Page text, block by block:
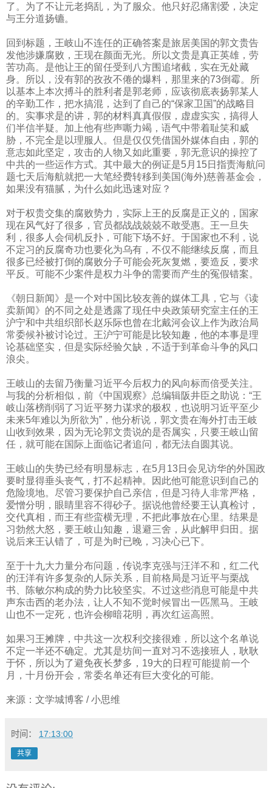
了。为了不让元老捣乱，为了服众。他只好忍痛割爱，决定
与王分道扬镳。
回到标题，王岐山不连任的正确答案是旅居美国的郭文贵告
发他涉嫌腐败，王现在颜面无光。所以文贵是真正英雄，劳
苦功高。是他让王的留任受到八方围追堵截，实在无处藏
身。所以，没有郭的孜孜不倦的爆料，那里来的73倒霉。所
以基本上本次搏斗的胜利者是郭老师，应该彻底表扬郭某人
的辛勤工作，把水搞混，达到了自己的“保家卫国”的战略目
的。实事求是的讲，郭的材料真真假假，虚虚实实，搞得人
们半信半疑。加上他有些声嘶力竭，语气中带着耻笑和威
胁，不完全是以理服人。但是仅仅凭借国外媒体自由，郭的
意志如此坚定，攻击的人物又如此重要，郭无意识的操控了
中共的一些运作方式。其中最大的例证是5月 15日指责海航问
题七天后海航就把一大笔经费转移到美国 (海外)慈善基金会，
如果没有猫腻，为什么如此迅速对应？
对于权贵交集的腐败势力，实际上王的反腐是正义的，国家
现在风气好了很多，官员都战战兢兢不敢受惠。王一旦失
利，很多人会伺机反扑，可能下场不好。于国家也不利，说
不定习的反腐奇功也要化为乌有，不仅不能继续反腐，而且
很多已经被打倒的腐败分子可能会死灰复燃，要造反，要求
平反。可能不少案件是权力斗争的需要而产生的冤假错案。
《朝日新闻》是一个对中国比较友善的媒体工具，它与《读
卖新闻》的不同之处是透露了现任中央政策研究室主任的王
沪宁和中共组织部长赵乐际也曾在北戴河会议上作为政治局
常委候补被讨论过。王沪宁可能是比较知趣，他的本事是理
论基础坚实，但是实际经验欠缺，不适于到革命斗争的风口
浪尖。
王岐山的去留乃衡量习近平今后权力的风向标而倍受关注。
与我的分析相似，前《中国观察》总编辑阪井臣之助说：“王
岐山落榜削弱了习近平努力谋求的极权，也说明习近平至少
未来5年难以为所欲为”，他分析说，郭文贵在海外打击王岐
山收到效果，因为无论郭文贵说的是否属实，只要王岐山留
任，就可能在国际上面临记者追问，都无法自圆其说。
王岐山的失势已经有明显标志，在5月 13日会见访华的外国政
要时显得垂头丧气，打不起精神。因此他可能意识到自己的
危险境地。尽管习要保护自己亲信，但是习待人非常严格，
爱憎分明，眼睛里容不得砂子。据说他曾经要王认真检讨，
交代真相，而王有些蛮横无理，不把此事放在心里。结果是
习勃然大怒，要王岐山知趣，退避三舍，从此解甲归田。据
说后来王认错了，可是为时已晚，习决心已下。
至于十九大力量分布问题，传说李克强与汪洋不和，红二代
的汪洋有许多复杂的人际关系，目前格局是习近平与栗战
书、陈敏尔构成的势力比较坚实。不过这些消息可能是中共
声东击西的老办法，让人不知不觉时候冒出一匹黑马。王岐
山也不一定死，也许会柳暗花明，再次红运高照。
如果习王摊牌，中共这一次权利交接很难，所以这个名单说
不定一半还不确定。尤其是坊间一直对习不选接班人，耿耿
于怀，所以为了避免夜长梦多， 19大的日程可能提前一个
月，十月份开会，常委名单还有巨大变化的可能。
来源： 文学城博客 /小思维
时间： 17:13:00
共享